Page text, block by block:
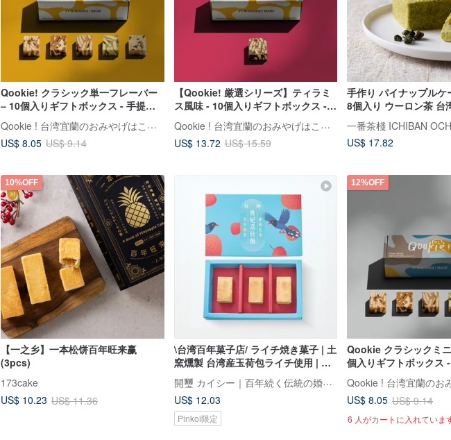
Qookie! クラシック単一フレーバー
– 10個入りギフトボックス - 手提げ
袋なし・全5種フレーバー
Qookie ! 台湾宜蘭のおみやげはこれで決まり
US$ 8.05 US$ 9.14
【Qookie! 厳選シリーズ】ティラミ
ス風味 - 10個入りギフトボックス -専
用手提げ袋付き
Qookie ! 台湾宜蘭のおみやげはこれで決まり
US$ 13.72 US$ 15.59
手作り パイナップルケ
8個入り ウーロン茶 台
キー 無添加 定番 台湾
き菓子 中華菓子 【一番
一番茶棧 ICHIBAN
US$ 17.82
10%OFF
【一之乡】一本松饼百年旺来赢
(3pcs)
173cake
US$ 10.23 US$ 11.36
\台湾百年菓子店/ ライチ焼き菓子 | 土
窯燻製 台湾産玉荷包ライチ使用 | ギ
フトボックス個包装
開璽 カイシー｜百年続く伝統の婚礼菓子
US$ 12.03
Pinkoi限定
12%OFF
Qookie クラシックミ
個入りギフトボックス
US$ 8.05 US$ 9.14
6 人がカートに入れていま